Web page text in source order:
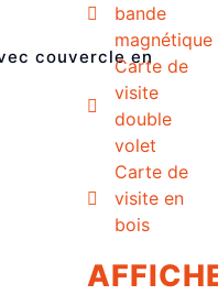
bande
magnétique
Carte de
visite
double
volet
Carte de
visite en
bois
couvercle en